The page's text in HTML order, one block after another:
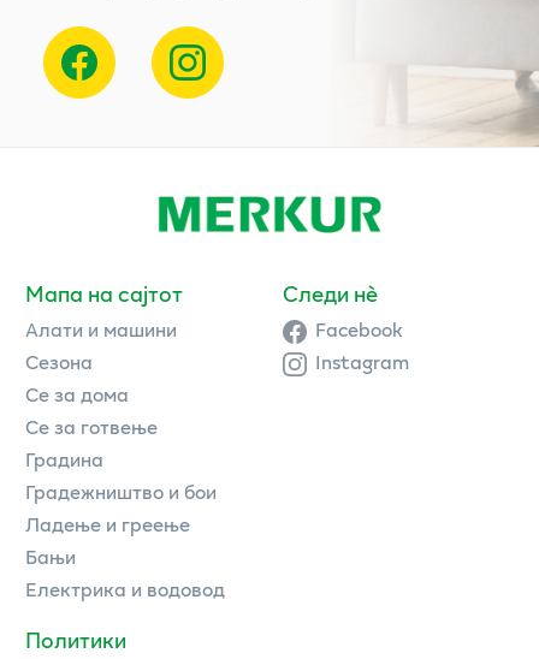
Мапа на сајтот
Алати и машини
Сезона
Се за дома
Се за готвење
Градина
Градежништво и бои
Ладење и греење
Бањи
Електрика и водовод
Политики
Следи нè
Facebook
Instagram